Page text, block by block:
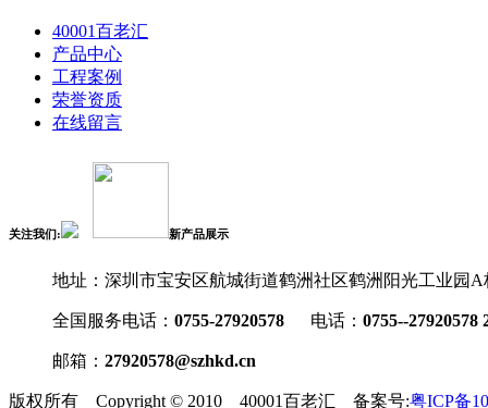
40001百老汇
产品中心
工程案例
荣誉资质
在线留言
关注我们: 新产品展示
地址：深圳市宝安区航城街道鹤洲社区鹤洲阳光工业园
全国服务电话： 0755-27920578 电话： 0755--27920578
邮箱： 27920578@szhkd.cn
版权所有 Copyright © 2010 40001百老汇 备案号:粤ICP备